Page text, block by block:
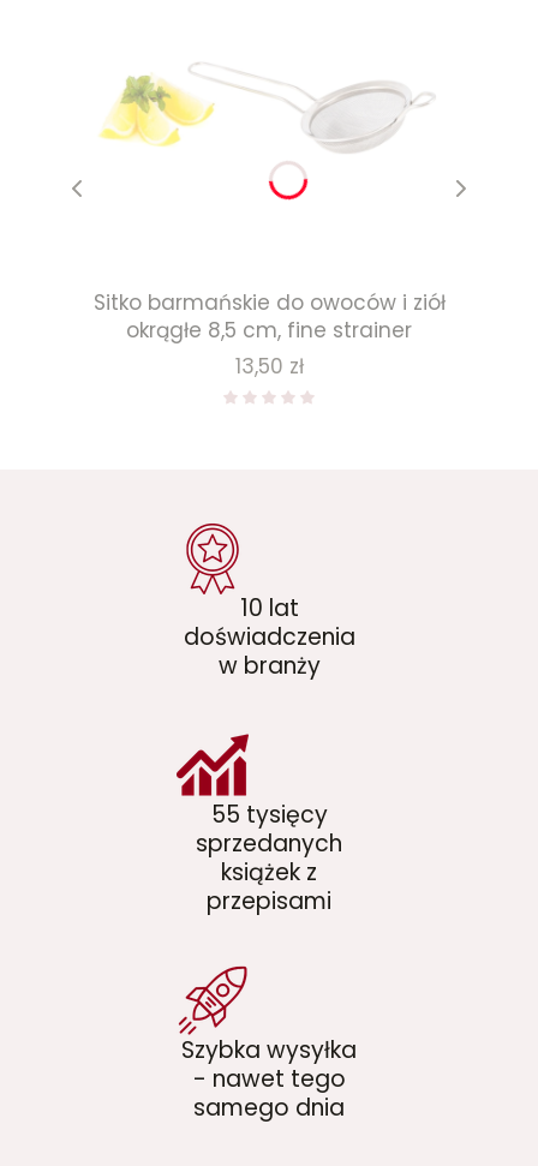
Sitko barmańskie do owoców i ziół
okrągłe 8,5 cm, fine strainer
Cena
13,50 zł
10 lat
doświadczenia
w branży
55 tysięcy
sprzedanych
książek z
przepisami
Szybka wysyłka
- nawet tego
samego dnia